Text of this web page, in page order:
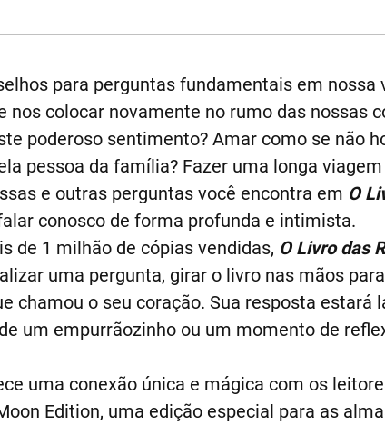
para perguntas fundamentais em nossa
nos colocar novamente no rumo das nossas
poderoso sentimento? Amar como se não
pessoa da família? Fazer uma longa
e outras perguntas você encontra em O
conosco de forma profunda e intimista.
de 1 milhão de cópias vendidas, O Livro das
uma pergunta, girar o livro nas mãos
chamou o seu coração. Sua resposta estará
um empurrãozinho ou um momento de
uma conexão única e mágica com os
Edition, uma edição especial para as